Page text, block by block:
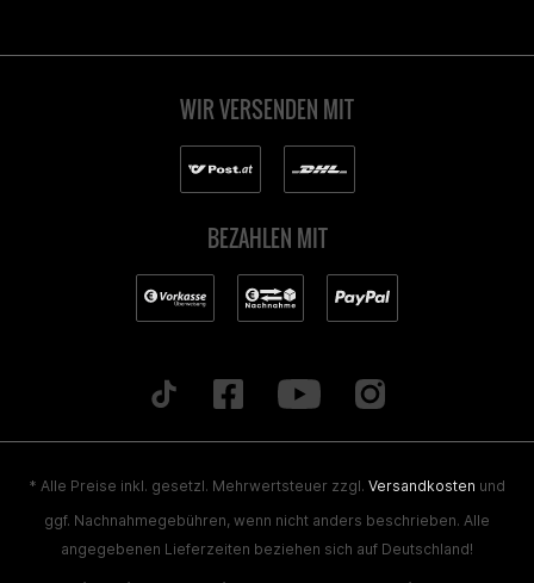
WIR VERSENDEN MIT
BEZAHLEN MIT
* Alle Preise inkl. gesetzl. Mehrwertsteuer zzgl. Versandkosten und
ggf. Nachnahmegebühren, wenn nicht anders beschrieben. Alle
angegebenen Lieferzeiten beziehen sich auf Deutschland!